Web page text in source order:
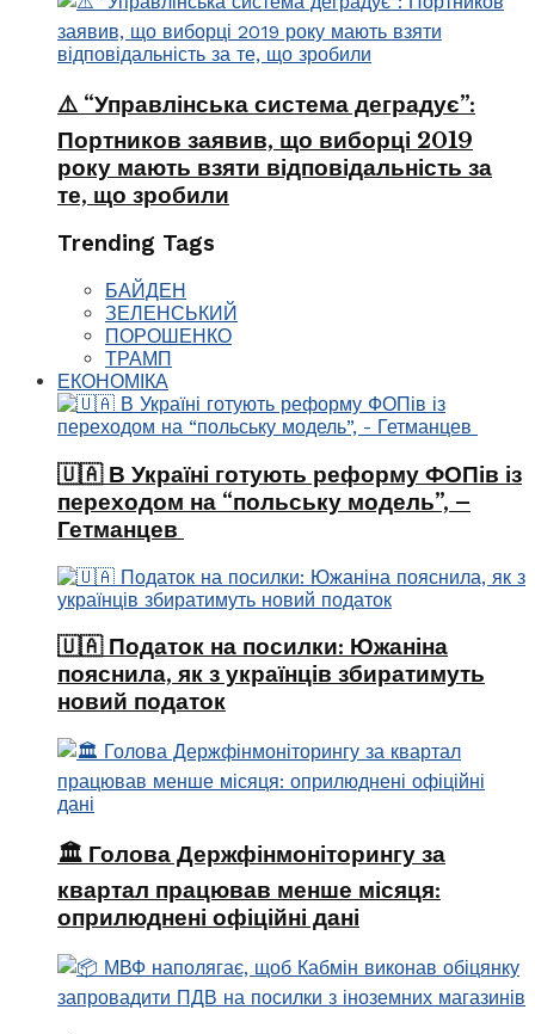
⚠️ “Управлінська система деградує”:
Портников заявив, що виборці 2019
року мають взяти відповідальність за
те, що зробили
Trending Tags
БАЙДЕН
ЗЕЛЕНСЬКИЙ
ПОРОШЕНКО
ТРАМП
ЕКОНОМІКА
🇺🇦 В Україні готують реформу ФОПів із
переходом на “польську модель”, –
Гетманцев
🇺🇦 Податок на посилки: Южаніна
пояснила, як з українців збиратимуть
новий податок
🏛 Голова Держфінмоніторингу за
квартал працював менше місяця:
оприлюднені офіційні дані